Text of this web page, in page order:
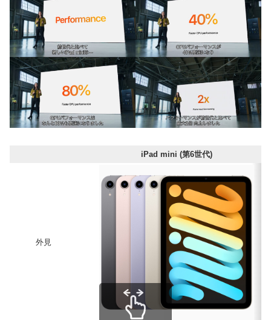
iPad mini (第6世代)
外見